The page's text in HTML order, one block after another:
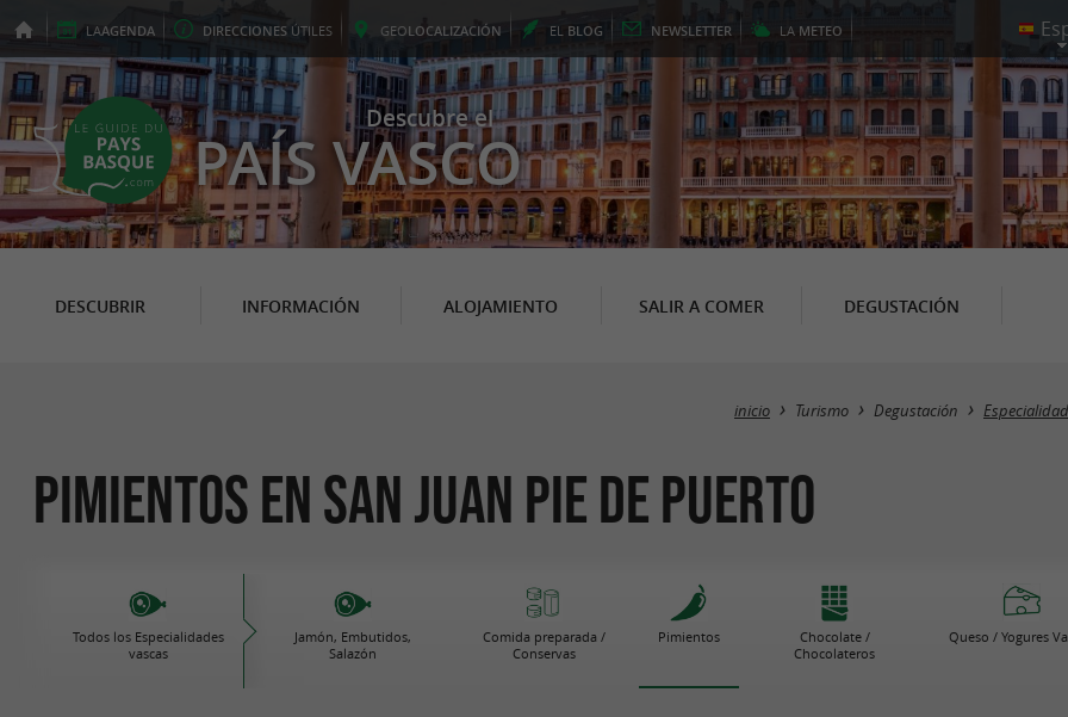
LAAGENDA DIRECCIONES ÚTILES GEOLOCALIZACIÓN EL BLOG NEWSLETTER LA METEO
Descubre el
PAÍS VASCO
DESCUBRIR INFORMACIÓN ALOJAMIENTO SALIR A COMER DEGUSTACIÓN
inicio Turismo Degustación
Pimientos en San Juan Pie de Puerto
Todos los Especialidades
vascas
Jamón, Embutidos,
Salazón
Comida preparada /
Conservas
Pimientos
Chocolate /
Chocolateros
Queso / Yogures